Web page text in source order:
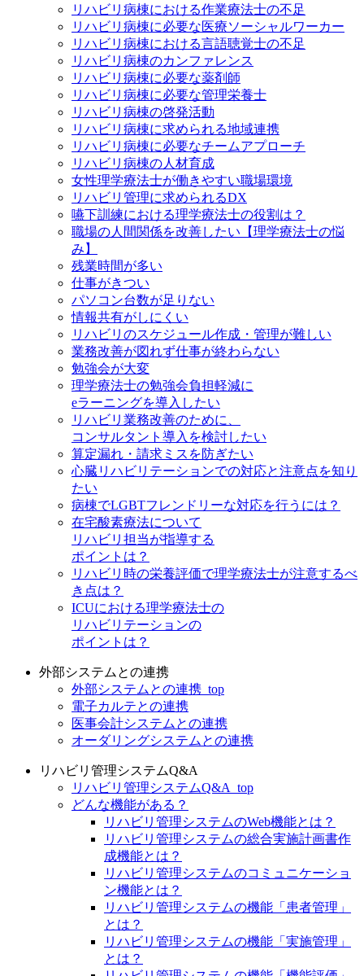
リハビリ病棟における作業療法士の不足
リハビリ病棟に必要な医療ソーシャルワーカー
リハビリ病棟における言語聴覚士の不足
リハビリ病棟のカンファレンス
リハビリ病棟に必要な薬剤師
リハビリ病棟に必要な管理栄養士
リハビリ病棟の啓発活動
リハビリ病棟に求められる地域連携
リハビリ病棟に必要なチームアプローチ
リハビリ病棟の人材育成
女性理学療法士が働きやすい職場環境
リハビリ管理に求められるDX
嚥下訓練における理学療法士の役割は？
職場の人間関係を改善したい【理学療法士の悩
み】
残業時間が多い
仕事がきつい
パソコン台数が足りない
情報共有がしにくい
リハビリのスケジュール作成・管理が難しい
業務改善が図れず仕事が終わらない
勉強会が大変
理学療法士の勉強会負担軽減に
eラーニングを導入したい
リハビリ業務改善のために、
コンサルタント導入を検討したい
算定漏れ・請求ミスを防ぎたい
心臓リハビリテーションでの対応と注意点を知り
たい
病棟でLGBTフレンドリーな対応を行うには？
在宅酸素療法について
リハビリ担当が指導する
ポイントは？
リハビリ時の栄養評価で理学療法士が注意するべ
き点は？
ICUにおける理学療法士の
リハビリテーションの
ポイントは？
外部システムとの連携
外部システムとの連携_top
電子カルテとの連携
医事会計システムとの連携
オーダリングシステムとの連携
リハビリ管理システムQ&A
リハビリ管理システムQ&A_top
どんな機能がある？
リハビリ管理システムのWeb機能とは？
リハビリ管理システムの総合実施計画書作
成機能とは？
リハビリ管理システムのコミュニケーショ
ン機能とは？
リハビリ管理システムの機能「患者管理」
とは？
リハビリ管理システムの機能「実施管理」
とは？